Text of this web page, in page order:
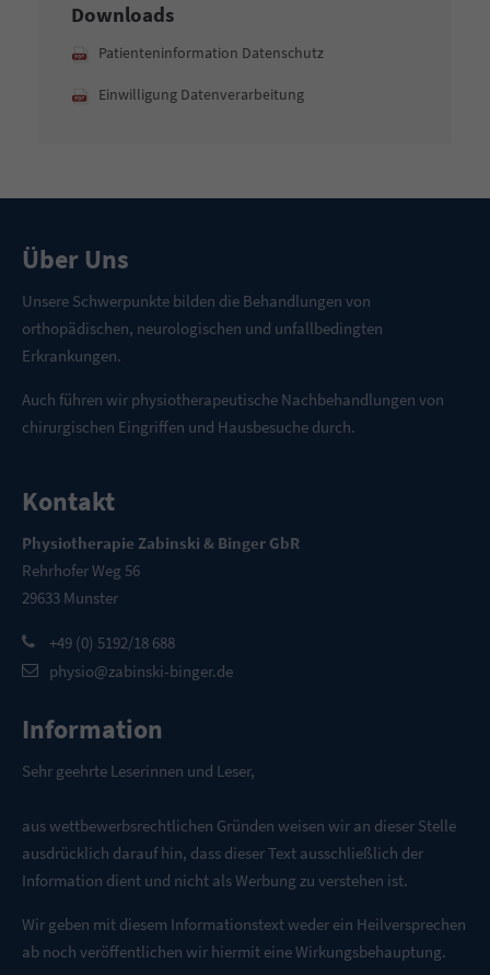
Downloads
Patienteninformation Datenschutz
Einwilligung Datenverarbeitung
Über Uns
Unsere Schwerpunkte bilden die Behandlungen von
orthopädischen, neurologischen und unfallbedingten
Erkrankungen.
Auch führen wir physiotherapeutische Nachbehandlungen von
chirurgischen Eingriffen und Hausbesuche durch.
Kontakt
Physiotherapie Zabinski & Binger GbR
Rehrhofer Weg 56
29633 Munster
+49 (0) 5192/18 688
physio@zabinski-binger.de
Information
Sehr geehrte Leserinnen und Leser,
aus wettbewerbsrechtlichen Gründen weisen wir an dieser Stelle
ausdrücklich darauf hin, dass dieser Text ausschließlich der
Information dient und nicht als Werbung zu verstehen ist.
Wir geben mit diesem Informationstext weder ein Heilversprechen
ab noch veröffentlichen wir hiermit eine Wirkungsbehauptung.